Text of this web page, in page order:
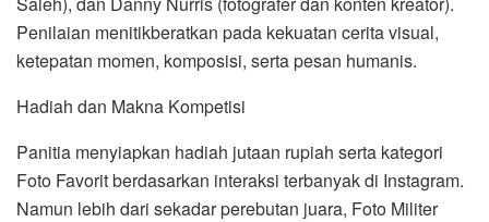
Penilaian menitikberatkan pada kekuatan cerita visual,
ketepatan momen, komposisi, serta pesan humanis.
Hadiah dan Makna Kompetisi
Panitia menyiapkan hadiah jutaan rupiah serta kategori
Foto Favorit berdasarkan interaksi terbanyak di Instagram.
Namun lebih dari sekadar perebutan juara, Foto Militer